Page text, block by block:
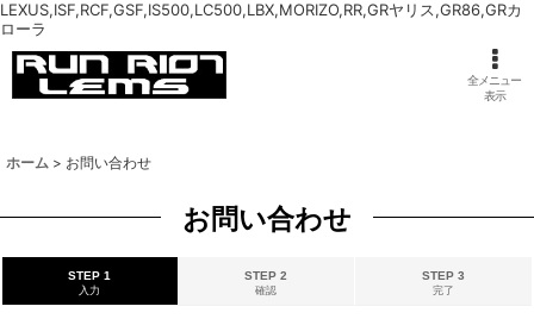
LEXUS,ISF,RCF,GSF,IS500,LC500,LBX,MORIZO,RR,GRヤリス,GR86,GRカ
ローラ
全メニュー
表示
ホーム > お問い合わせ
お問い合わせ
STEP 1
入力
STEP 2
確認
STEP 3
完了